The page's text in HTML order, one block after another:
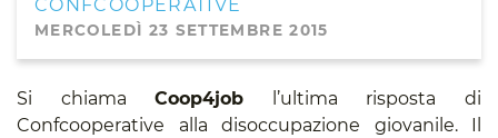
CONFCOOPERATIVE
MERCOLEDÌ 23 SETTEMBRE 2015
Si chiamaCoop4job l’ultima risposta di
Confcooperative alla disoccupazione giovanile. Il